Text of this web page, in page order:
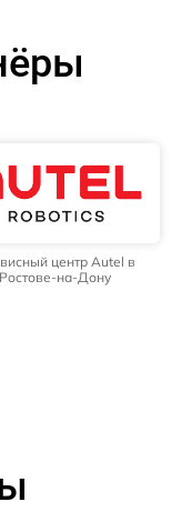
центр Autel в
Ростове-на-Дону